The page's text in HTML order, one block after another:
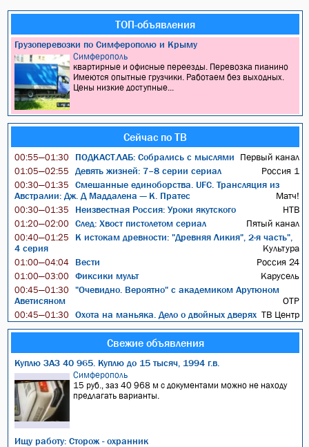
ТОП-объявления
Грузоперевозки по Симферополю и Крыму
Симферополь
квартирные и офисные переезды. Перевозка пианино
Имеются опытные грузчики. Работаем без выходных.
Цены низкие доступные...
Сейчас по ТВ
00:55—01:30 ПОДКАСТ.ЛАБ: Собрались с мыслями Первый канал
01:05—02:55 Девять жизней: 7–8 серии сериал Россия 1
00:30—01:35
Смешанные единоборства. UFC. Трансляция из
Австралии: Дж. Д Маддалена — К. Пратес
Матч!
00:30—01:35 Неизвестная Россия: Уроки якутского НТВ
01:20—02:00 След: Хвост пистолетом сериал Пятый канал
00:40—01:25
К истокам древности: "Древняя Ликия", 2-я часть",
4 серия
Культура
01:00—04:04 Вести Россия 24
01:00—03:00 Фиксики мульт Карусель
00:45—01:30
"Очевидно. Вероятно" с академиком Арутюном
Аветисяном
ОТР
00:45—01:30 Охота на маньяка. Дело о двойных дверях ТВ Центр
Свежие объявления
Куплю ЗАЗ 40 965. Куплю до 15 тысяч, 1994 г.в.
Симферополь
15 руб., заз 40 968 м с документами можно не находу
предлагать варианты.
Ищу работу: Сторож - охранник